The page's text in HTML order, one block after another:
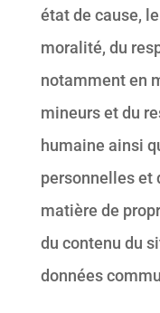
état de cause,
moralité, du
notamment en
mineurs et du
humaine ainsi
personnelles et
matière de
du contenu du
données